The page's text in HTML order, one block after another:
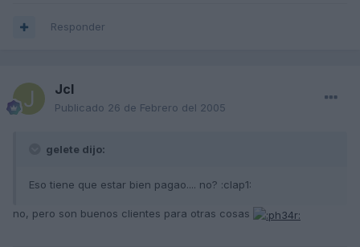
Responder
Jcl
Publicado 26 de Febrero del 2005
gelete dijo:
Eso tiene que estar bien pagao.... no? :clap1:
no, pero son buenos clientes para otras cosas